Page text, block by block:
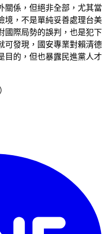
關係，但絕非全部，尤其當
境，不是單純妥善處理台美
國際局勢的誤判，也是犯下
可發現，國安專業對賴清德
目的，但也暴露民進黨人才